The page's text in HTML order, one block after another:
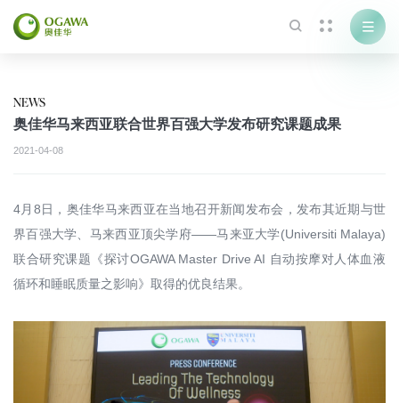



NEWS
奥佳华马来西亚联合世界百强大学发布研究课题成果
2021-04-08
4月8日，奥佳华马来西亚在当地召开新闻发布会，发布其近期与世
界百强大学、马来西亚顶尖学府——马来亚大学(Universiti Malaya)
联合研究课题《探讨OGAWA Master Drive AI 自动按摩对人体血液
循环和睡眠质量之影响》取得的优良结果。